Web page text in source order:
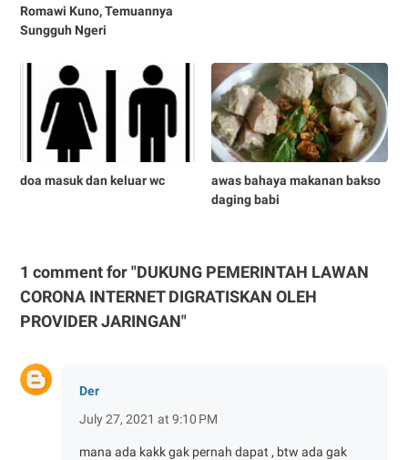
Romawi Kuno, Temuannya
Sungguh Ngeri
doa masuk dan keluar wc
awas bahaya makanan bakso
daging babi
1 comment for "DUKUNG PEMERINTAH LAWAN
CORONA INTERNET DIGRATISKAN OLEH
PROVIDER JARINGAN"
Der
July 27, 2021 at 9:10 PM
mana ada kakk gak pernah dapat , btw ada gak